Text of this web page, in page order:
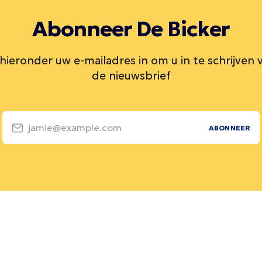
Abonneer De Bicker
uw e-mailadres in om u in te schrijven
de nieuwsbrief
jamie@example.com ABONNEER